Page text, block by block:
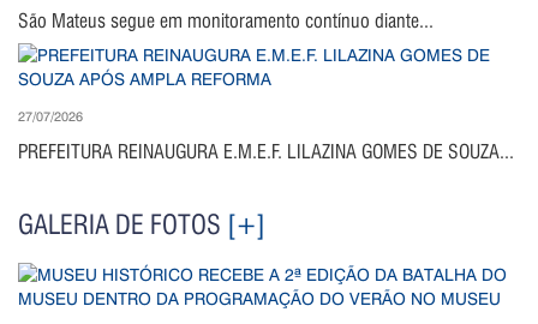
São Mateus segue em monitoramento contínuo diante...
27/07/2026
PREFEITURA REINAUGURA E.M.E.F. LILAZINA GOMES DE SOUZA...
GALERIA DE FOTOS [+]